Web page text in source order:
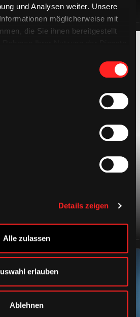
und Analysen weiter. Unsere
möglicherweise mit
die Sie ihnen bereitgestellt
Details zeigen
Alle zulassen
erlauben
Ablehnen